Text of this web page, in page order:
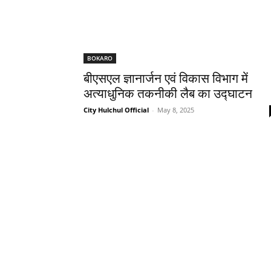
BOKARO
बीएसएल ज्ञानार्जन एवं विकास विभाग में
अत्याधुनिक तकनीकी लैब का उद्घाटन
City Hulchul Official - May 8, 2025